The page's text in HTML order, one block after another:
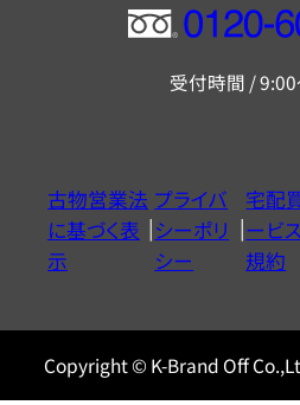
フ
ー
ヤ
ル
0120604117
受付時間 /
古物営業法
に基づく表
示
プライバ
シーポリ
シー
宅配
ービ
規約
Copyright © K-Brand Off